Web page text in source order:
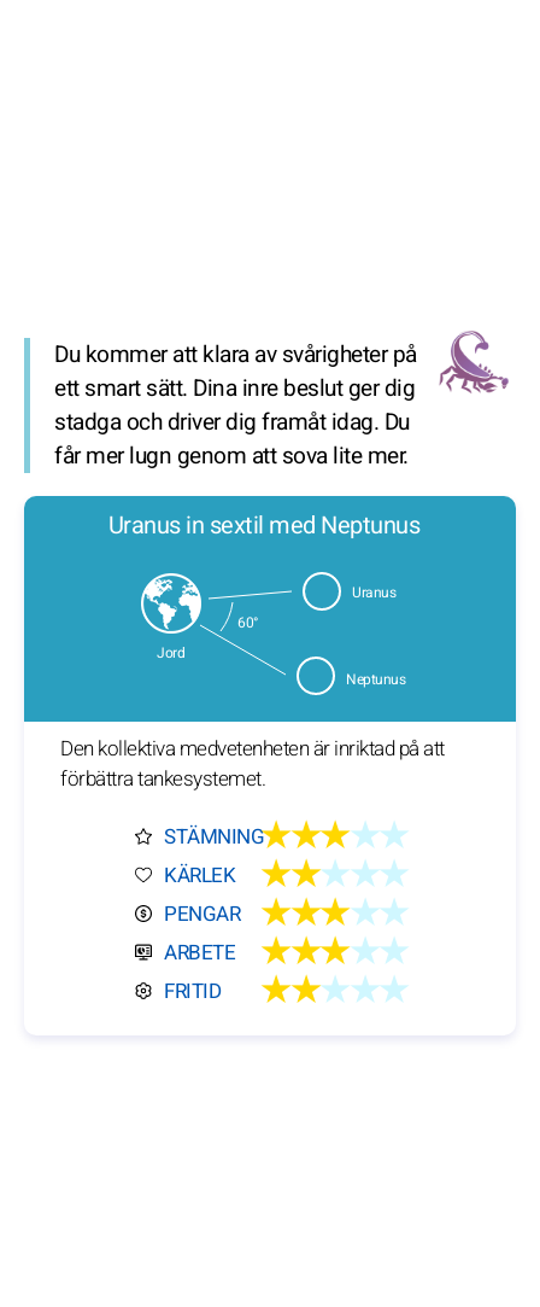
Du kommer att klara av svårigheter på
ett smart sätt. Dina inre beslut ger dig
stadga och driver dig framåt idag. Du
får mer lugn genom att sova lite mer.
Uranus in sextil med Neptunus
Jord
Uranus
Neptunus
60°
Den kollektiva medvetenheten är inriktad på att
förbättra tankesystemet.
STÄMNING★★★★★
KÄRLEK ★★★★★
PENGAR ★★★★★
ARBETE ★★★★★
FRITID ★★★★★